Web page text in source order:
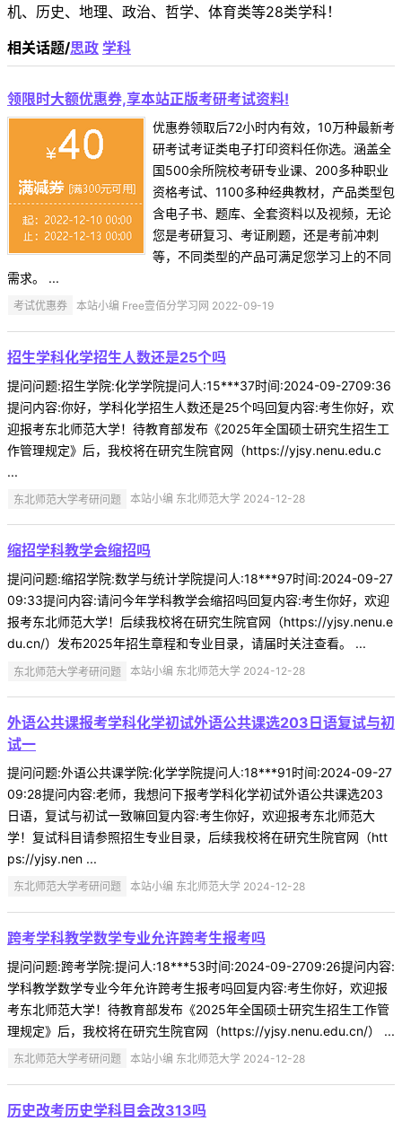
机、历史、地理、政治、哲学、体育类等28类学科！
相关话题/思政 学科
领限时大额优惠券,享本站正版考研考试资料!
优惠券领取后72小时内有效，10万种最新考
研考试考证类电子打印资料任你选。涵盖全
国500余所院校考研专业课、200多种职业
资格考试、1100多种经典教材，产品类型包
含电子书、题库、全套资料以及视频，无论
您是考研复习、考证刷题，还是考前冲刺
等，不同类型的产品可满足您学习上的不同
需求。 ...
考试优惠券 本站小编 Free壹佰分学习网 2022-09-19
招生学科化学招生人数还是25个吗
提问问题:招生学院:化学学院提问人:15***37时间:2024-09-2709:36
提问内容:你好，学科化学招生人数还是25个吗回复内容:考生你好，欢
迎报考东北师范大学！待教育部发布《2025年全国硕士研究生招生工
作管理规定》后，我校将在研究生院官网（https://yjsy.nenu.edu.c
...
东北师范大学考研问题 本站小编 东北师范大学 2024-12-28
缩招学科教学会缩招吗
提问问题:缩招学院:数学与统计学院提问人:18***97时间:2024-09-27
09:33提问内容:请问今年学科教学会缩招吗回复内容:考生你好，欢迎
报考东北师范大学！后续我校将在研究生院官网（https://yjsy.nenu.e
du.cn/）发布2025年招生章程和专业目录，请届时关注查看。 ...
东北师范大学考研问题 本站小编 东北师范大学 2024-12-28
外语公共课报考学科化学初试外语公共课选203日语复试与初
试一
提问问题:外语公共课学院:化学学院提问人:18***91时间:2024-09-27
09:28提问内容:老师，我想问下报考学科化学初试外语公共课选203
日语，复试与初试一致嘛回复内容:考生你好，欢迎报考东北师范大
学！复试科目请参照招生专业目录，后续我校将在研究生院官网（htt
ps://yjsy.nen ...
东北师范大学考研问题 本站小编 东北师范大学 2024-12-28
跨考学科教学数学专业允许跨考生报考吗
提问问题:跨考学院:提问人:18***53时间:2024-09-2709:26提问内容:
学科教学数学专业今年允许跨考生报考吗回复内容:考生你好，欢迎报
考东北师范大学！待教育部发布《2025年全国硕士研究生招生工作管
理规定》后，我校将在研究生院官网（https://yjsy.nenu.edu.cn/） ...
东北师范大学考研问题 本站小编 东北师范大学 2024-12-28
历史改考历史学科目会改313吗